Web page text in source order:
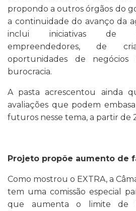
propondo a outros órgãos do
a continuidade do avanço da
inclui iniciativas de
empreendedores, de
oportunidades de
burocracia.
A pasta acrescentou ainda
avaliações que podem
futuros nesse tema, a partir de
Projeto propõe aumento de
Como mostrou o EXTRA, a
tem uma comissão especial
que aumenta o limite de